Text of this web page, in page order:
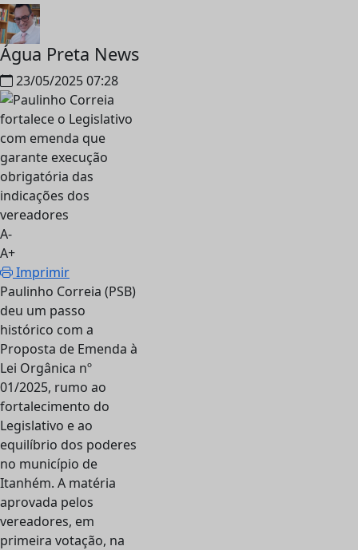
Água Preta News
23/05/2025 07:28
A-
A+
Imprimir
Paulinho Correia (PSB)
deu um passo
histórico com a
Proposta de Emenda à
Lei Orgânica nº
01/2025, rumo ao
fortalecimento do
Legislativo e ao
equilíbrio dos poderes
no município de
Itanhém. A matéria
aprovada pelos
vereadores, em
primeira votação, na